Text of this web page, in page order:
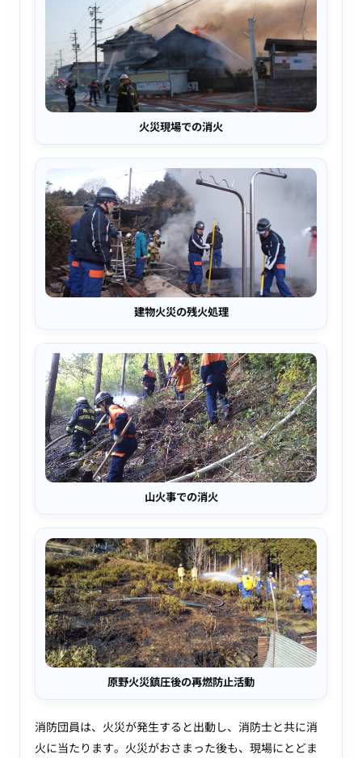
火災現場での消火
建物火災の残火処理
山火事での消火
原野火災鎮圧後の再燃防止活動
消防団員は、火災が発生すると出動し、消防士と共に消
火に当たります。火災がおさまった後も、現場にとどま